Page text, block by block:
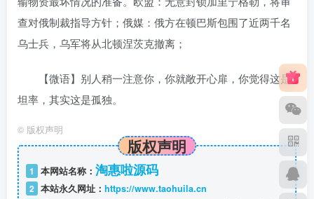
查对俄制裁指导方针；俄媒：俄方在顿巴斯包围了近两千名
乌士兵，乌军将从北顿涅茨克撤离；
【微语】别人稍一注意你，你就敞开心扉，你觉得这是
坦率，其实这是孤独。
© 版权声明
版权声明
1 本网站名称： 淘惠啦源码
2 本站永久网址： https://www.taohuila.cn